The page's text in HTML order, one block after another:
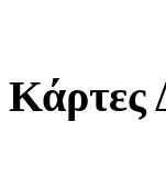
Κάρτες